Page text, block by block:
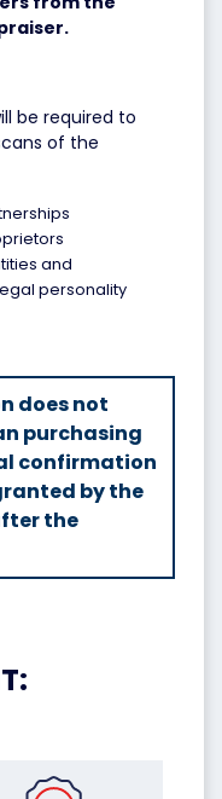
be required to
of the
and
personality
does not
purchasing
confirmation
by the
the